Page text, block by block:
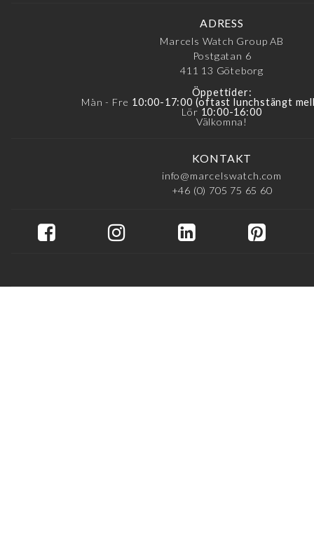
ADRESS
Marcels Watch Group AB
Postgatan 6
411 13 Göteborg
Öppettider:
Mån - Fre 10:00-17:00 (oftast lunchstängt
Lör 10:00-16:00
Välkomna!
KONTAKT
info@marcelswatch.com
+46 (0) 705 75 65 60